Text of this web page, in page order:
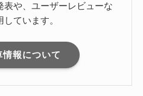
や、ユーザーレビューな
ています。
報について